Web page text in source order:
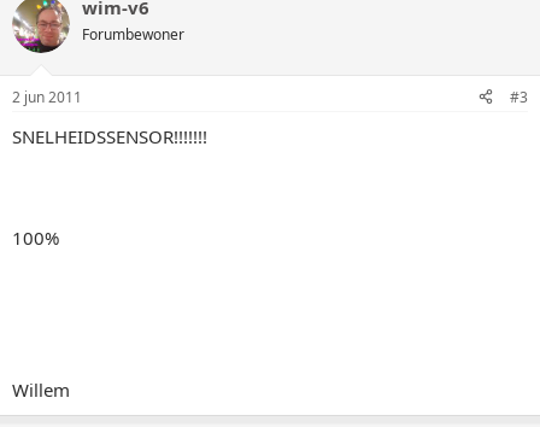
wim-v6
Forumbewoner
2 jun 2011 #3
SNELHEIDSSENSOR!!!!!!!
100%
Willem